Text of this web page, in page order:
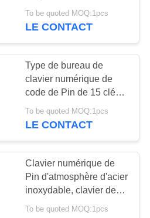
commande en alliage de
zinc de clavier pour le
To be quoted MOQ:1pcs
LE CONTACT
Type de bureau de
clavier numérique de
code de Pin de 15 clés
avec l'interface de tête
d'aviation de 4 noyaux
To be quoted MOQ:1pcs
LE CONTACT
Clavier numérique de
Pin d'atmosphère d'acier
inoxydable, clavier de
câble chiffré avec la
To be quoted MOQ:1pcs